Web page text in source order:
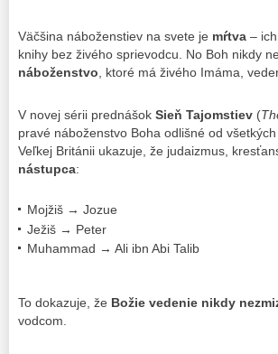
Väčšina náboženstiev na svete je mŕtva –
knihy bez živého sprievodcu. No Boh nikdy
náboženstvo , ktoré má živého Imáma,
V novej sérii prednášok Sieň Tajomstiev (
pravé náboženstvo Boha odlišné od
Veľkej Británii ukazuje, že judaizmus,
nástupca:
Mojžiš → Jozue
Ježiš → Peter
Muhammad → Ali ibn Abi Talib
To dokazuje, že Božie vedenie nikdy
vodcom.